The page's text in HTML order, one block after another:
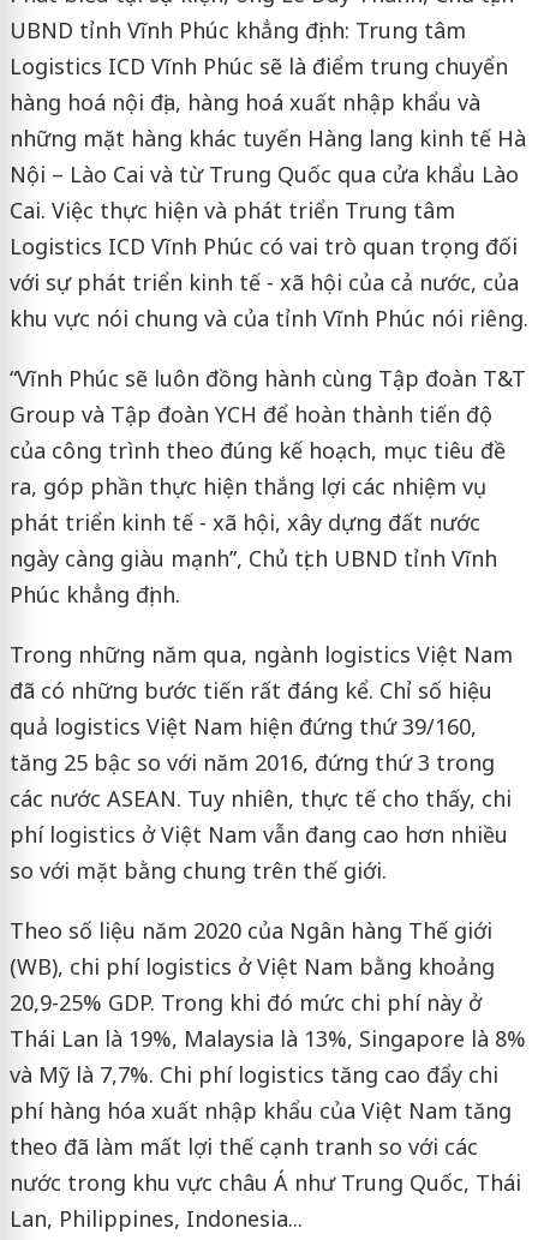
UBND tỉnh Vĩnh Phúc khẳng định: Trung tâm
Logistics ICD Vĩnh Phúc sẽ là điểm trung chuyển
hàng hoá nội địa, hàng hoá xuất nhập khẩu và
những mặt hàng khác tuyến Hàng lang kinh tế Hà
Nội – Lào Cai và từ Trung Quốc qua cửa khẩu Lào
Cai. Việc thực hiện và phát triển Trung tâm
Logistics ICD Vĩnh Phúc có vai trò quan trọng đối
với sự phát triển kinh tế - xã hội của cả nước, của
khu vực nói chung và của tỉnh Vĩnh Phúc nói riêng.
“Vĩnh Phúc sẽ luôn đồng hành cùng Tập đoàn T&T
Group và Tập đoàn YCH để hoàn thành tiến độ
của công trình theo đúng kế hoạch, mục tiêu đề
ra, góp phần thực hiện thắng lợi các nhiệm vụ
phát triển kinh tế - xã hội, xây dựng đất nước
ngày càng giàu mạnh”, Chủ tịch UBND tỉnh Vĩnh
Phúc khẳng định.
Trong những năm qua, ngành logistics Việt Nam
đã có những bước tiến rất đáng kể. Chỉ số hiệu
quả logistics Việt Nam hiện đứng thứ 39/160,
tăng 25 bậc so với năm 2016, đứng thứ 3 trong
các nước ASEAN. Tuy nhiên, thực tế cho thấy, chi
phí logistics ở Việt Nam vẫn đang cao hơn nhiều
so với mặt bằng chung trên thế giới.
Theo số liệu năm 2020 của Ngân hàng Thế giới
(WB), chi phí logistics ở Việt Nam bằng khoảng
20,9-25% GDP. Trong khi đó mức chi phí này ở
Thái Lan là 19%, Malaysia là 13%, Singapore là 8%
và Mỹ là 7,7%. Chi phí logistics tăng cao đẩy chi
phí hàng hóa xuất nhập khẩu của Việt Nam tăng
theo đã làm mất lợi thế cạnh tranh so với các
nước trong khu vực châu Á như Trung Quốc, Thái
Lan, Philippines, Indonesia...